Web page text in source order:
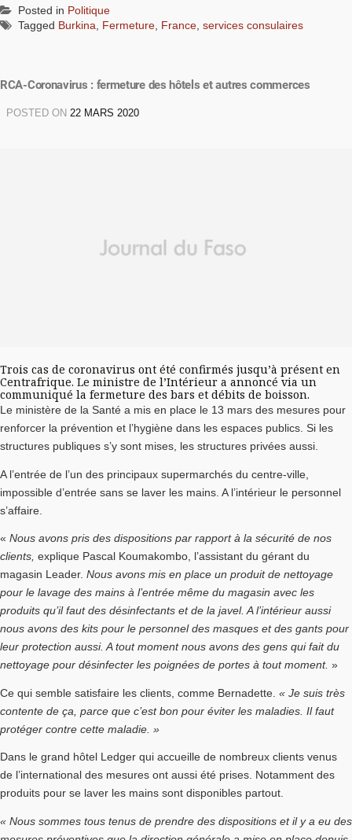
Posted in Politique
Tagged Burkina Fermeture France services consulaires
RCA-Coronavirus : fermeture des hôtels et autres commerces
POSTED ON 22 MARS 2020
Trois cas de coronavirus ont été confirmés jusqu’à présent en
Centrafrique. Le ministre de l’Intérieur a annoncé via un
communiqué la fermeture des bars et débits de boisson.
Le ministère de la Santé a mis en place le 13 mars des mesures pour
renforcer la prévention et l’hygiène dans les espaces publics. Si les
structures publiques s’y sont mises, les structures privées aussi.
A l’entrée de l’un des principaux supermarchés du centre-ville,
impossible d’entrée sans se laver les mains. A l’intérieur le personnel
s’affaire.
« Nous avons pris des dispositions par rapport à la sécurité de nos
clients, explique Pascal Koumakombo, l’assistant du gérant du
magasin Leader. Nous avons mis en place un produit de nettoyage
pour le lavage des mains à l’entrée même du magasin avec les
produits qu’il faut des désinfectants et de la javel. A l’intérieur aussi
nous avons des kits pour le personnel des masques et des gants pour
leur protection aussi. A tout moment nous avons des gens qui fait du
nettoyage pour désinfecter les poignées de portes à tout moment. »
Ce qui semble satisfaire les clients, comme Bernadette. « Je suis très
contente de ça, parce que c’est bon pour éviter les maladies. Il faut
protéger contre cette maladie. »
Dans le grand hôtel Ledger qui accueille de nombreux clients venus
de l’international des mesures ont aussi été prises. Notamment des
produits pour se laver les mains sont disponibles partout.
« Nous sommes tous tenus de prendre des dispositions et il y a eu des